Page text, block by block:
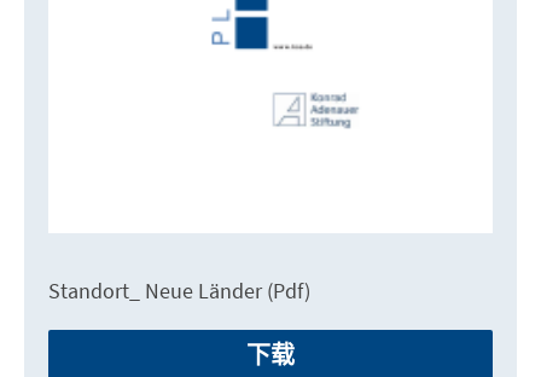
Standort_ Neue Länder (Pdf)
下载